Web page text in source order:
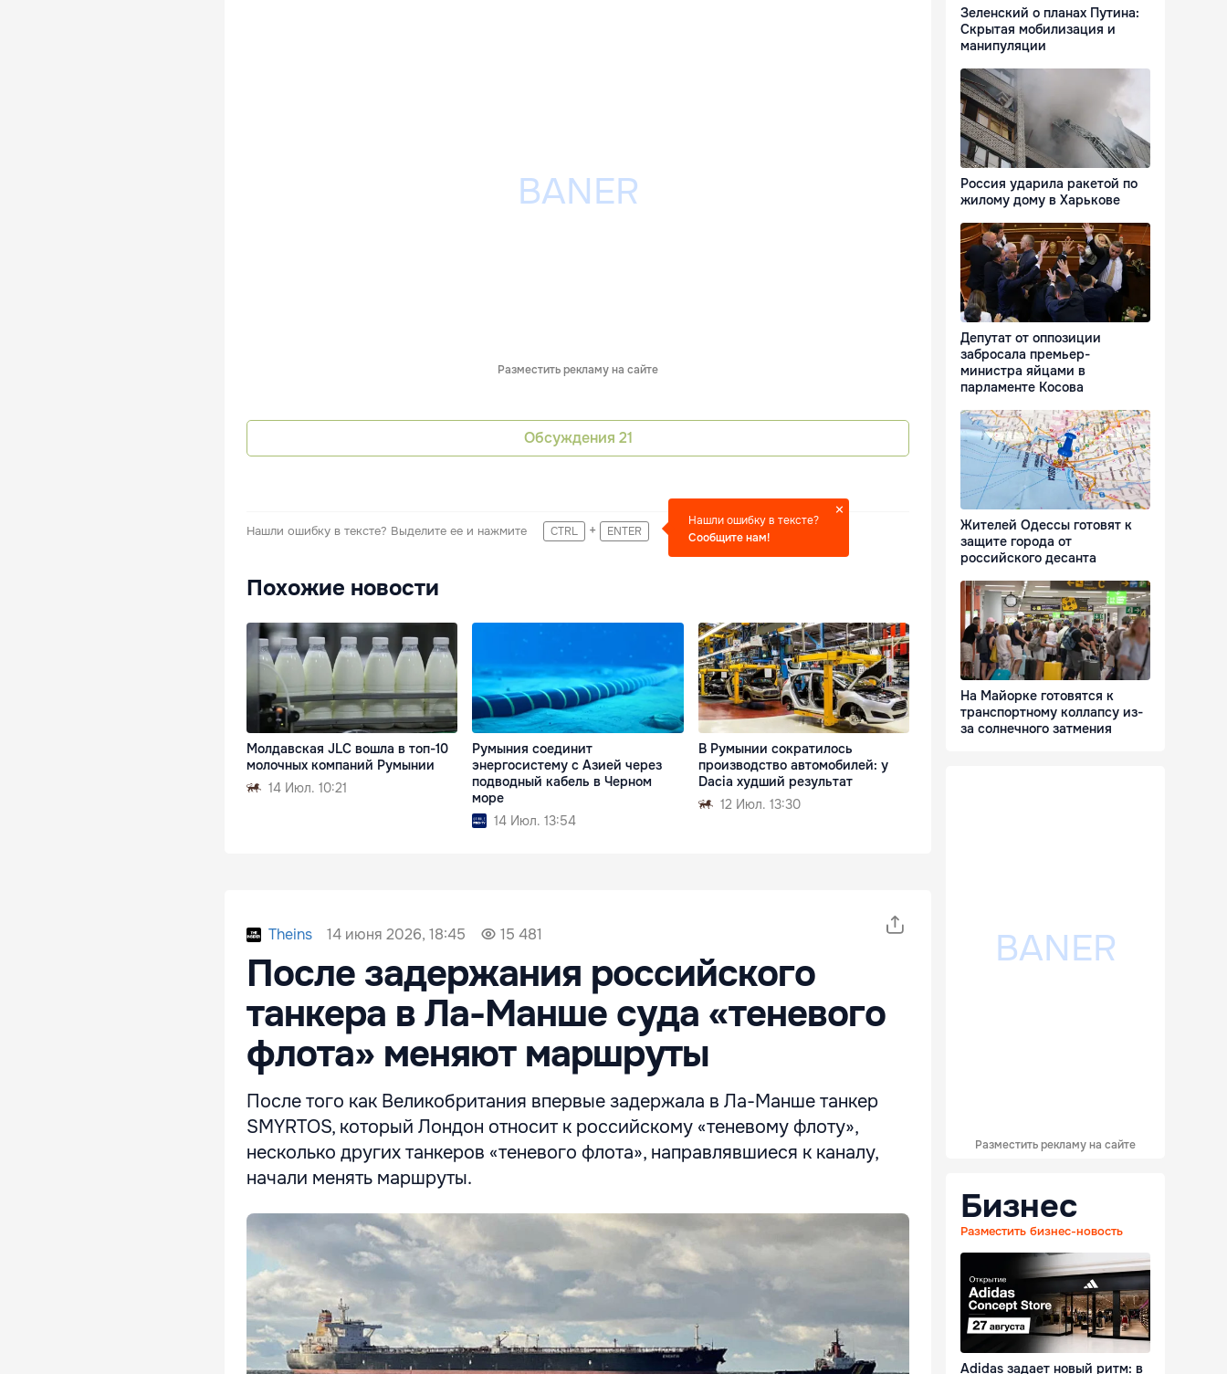
Разместить рекламу на сайте
Обсуждения 21
Нашли ошибку в тексте? Выделите ее и нажмите CTRL + ENTER
Нашли ошибку в тексте?
Сообщите нам!
Похожие новости
Молдавская JLC вошла в топ-10
молочных компаний Румынии
14 Июл. 10:21
Румыния соединит
энергосистему с Азией через
подводный кабель в Черном
море
14 Июл. 13:54
В Румынии сократилось
производство автомобилей: у
Dacia худший результат
12 Июл. 13:30
Theins 14 июня 2026, 18:45 15 481
После задержания российского
танкера в Ла-Манше суда «теневого
флота» меняют маршруты
После того как Великобритания впервые задержала в Ла-Манше танкер
SMYRTOS, который Лондон относит к российскому «теневому флоту»,
несколько других танкеров «теневого флота», направлявшиеся к каналу,
начали менять маршруты.
Зеленский о планах Путина:
Скрытая мобилизация и
манипуляции
Россия ударила ракетой по
жилому дому в Харькове
Депутат от оппозиции
забросала премьер-
министра яйцами в
парламенте Косова
Жителей Одессы готовят к
защите города от
российского десанта
На Майорке готовятся к
транспортному коллапсу из-
за солнечного затмения
Разместить рекламу на сайте
Бизнес
Разместить бизнес-новость
Adidas задает новый ритм: в